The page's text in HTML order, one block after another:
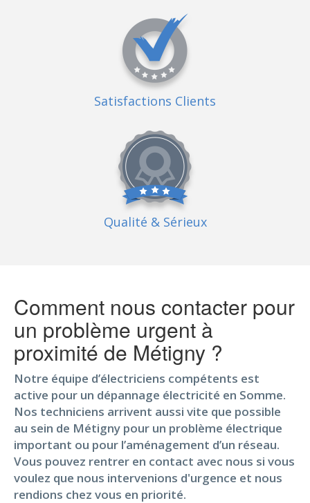
Satisfactions Clients
Qualité & Sérieux
Comment nous contacter pour
un problème urgent à
proximité de Métigny ?
Notre équipe d’électriciens compétents est
active pour un dépannage électricité en Somme.
Nos techniciens arrivent aussi vite que possible
au sein de Métigny pour un problème électrique
important ou pour l’aménagement d’un réseau.
Vous pouvez rentrer en contact avec nous si vous
voulez que nous intervenions d'urgence et nous
rendions chez vous en priorité.